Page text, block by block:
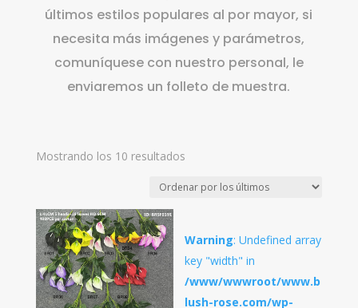
últimos estilos populares al por mayor, si
necesita más imágenes y parámetros,
comuníquese con nuestro personal, le
enviaremos un folleto de muestra.
Mostrando los 10 resultadosOrdenado
los
Warning: Undefined array
key "width" in
/www/wwwroot/www.b
lush-rose.com/wp-